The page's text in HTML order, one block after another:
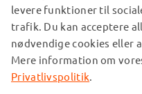
VORES
© subtel.dk 2026
levere funktioner til
trafik. Du kan acceptere
nødvendige cookies eller
Mere information om
Privatlivspolitik.